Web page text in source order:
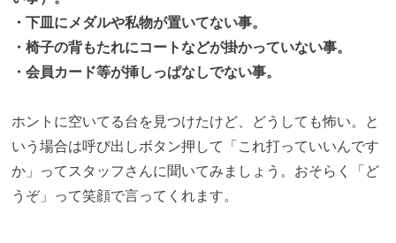
・下皿にメダルや私物が置いてない事。
・椅子の背もたれにコートなどが掛かっていない事。
・会員カード等が挿しっぱなしでない事。
ホントに空いてる台を見つけたけど、どうしても怖い。と
いう場合は呼び出しボタン押して「これ打っていいんです
か」ってスタッフさんに聞いてみましょう。おそらく「ど
うぞ」って笑顔で言ってくれます。